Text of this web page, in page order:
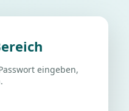
eingeben,